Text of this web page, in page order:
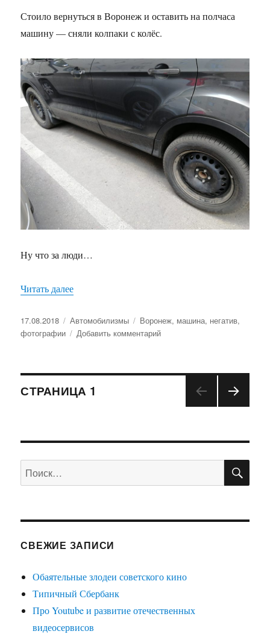
Стоило вернуться в Воронеж и оставить на полчаса
машину — сняли колпаки с колёс.
Ну что за люди…
Читать далее
Опубликовано
17.08.2018 Рубрики
Автомобилизмы Метки
Воронеж, машина, негатив,
фотографии
Добавить комментарий
высокой
Навигация
записям
СТРАНИЦА 1
СТРА
НИЦ
Искать:
СВЕЖИЕ ЗАПИСИ
Обаятельные злодеи советского кино
Типичный Сбербанк
Про Youtube и развитие отечественных
видеосервисов